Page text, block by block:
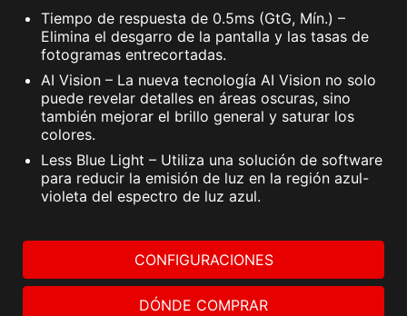
Tiempo de respuesta de 0.5ms (GtG, Mín.) –
Elimina el desgarro de la pantalla y las tasas de
fotogramas entrecortadas.
AI Vision – La nueva tecnología AI Vision no solo
puede revelar detalles en áreas oscuras, sino
también mejorar el brillo general y saturar los
colores.
Less Blue Light – Utiliza una solución de software
para reducir la emisión de luz en la región azul-
violeta del espectro de luz azul.
CONFIGURACIONES
DÓNDE COMPRAR